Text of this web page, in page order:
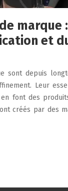
marque
et
sont depuis
Leur
font des
créés par des